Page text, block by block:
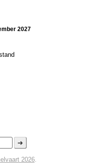
2027
➜
2026.